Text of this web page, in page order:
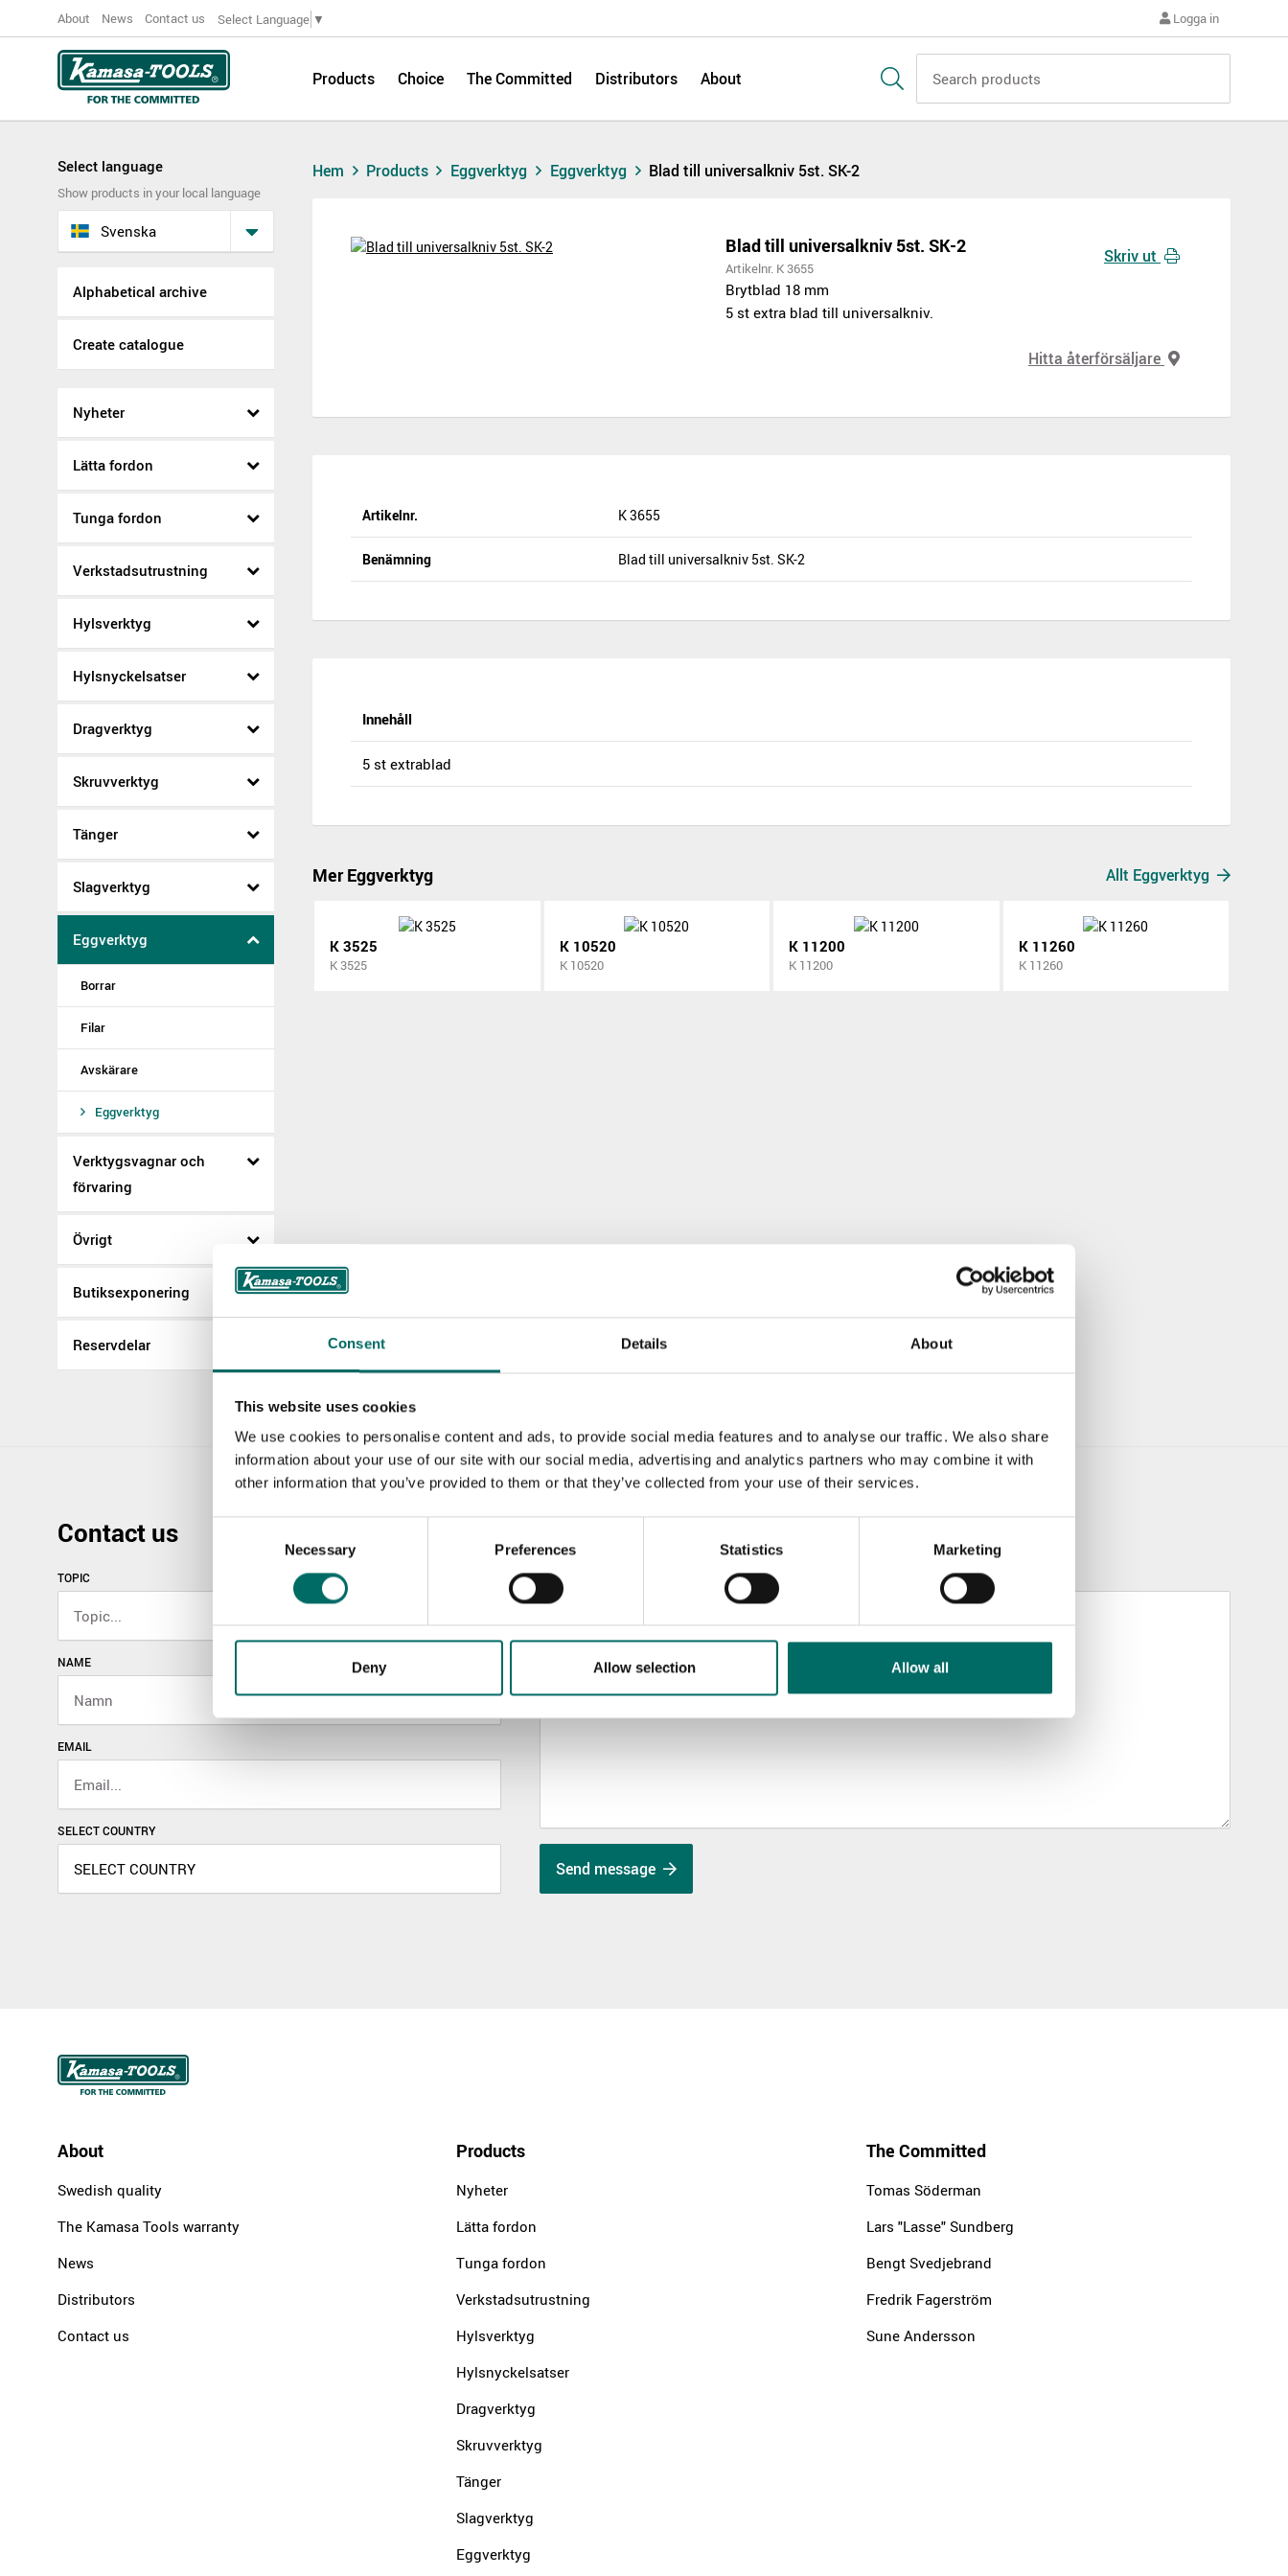
Consent Details About
This website uses cookies
We use cookies to personalise content and ads, to provide social media features and to analyse our traffic. We also share
information about your use of our site with our social media, advertising and analytics partners who may combine it with
other information that you’ve provided to them or that they’ve collected from your use of their services.
Necessary Preferences Statistics Marketing
Deny Allow selection Allow all
About News Contact us Select Language ▼ Logga in
Products Choice The Committed Distributors About
Select language
Show products in your local language
Svenska
Alphabetical archive
Create catalogue
Nyheter
Lätta fordon
Tunga fordon
Verkstadsutrustning
Hylsverktyg
Hylsnyckelsatser
Dragverktyg
Skruvverktyg
Tänger
Slagverktyg
Eggverktyg
Borrar
Filar
Avskärare
Eggverktyg
Verktygsvagnar och
förvaring
Övrigt
Butiksexponering
Reservdelar
Hem Products Eggverktyg Eggverktyg Blad till universalkniv 5st. SK-2
Blad till universalkniv 5st. SK-2
Artikelnr. K 3655
Brytblad 18 mm
5 st extra blad till universalkniv.
Skriv ut
Hitta återförsäljare
Artikelnr. K 3655
Benämning Blad till universalkniv 5st. SK-2
Innehåll
5 st extrablad
Mer Eggverktyg Allt Eggverktyg
K 3525
K 3525
K 10520
K 10520
K 11200
K 11200
K 11260
K 11260
Contact us
TOPIC
NAME
EMAIL
SELECT COUNTRY
MESSAGE (written in english)
Send message
About
Swedish quality
The Kamasa Tools warranty
News
Distributors
Contact us
Products
Nyheter
Lätta fordon
Tunga fordon
Verkstadsutrustning
Hylsverktyg
Hylsnyckelsatser
Dragverktyg
Skruvverktyg
Tänger
Slagverktyg
Eggverktyg
The Committed
Tomas Söderman
Lars "Lasse" Sundberg
Bengt Svedjebrand
Fredrik Fagerström
Sune Andersson